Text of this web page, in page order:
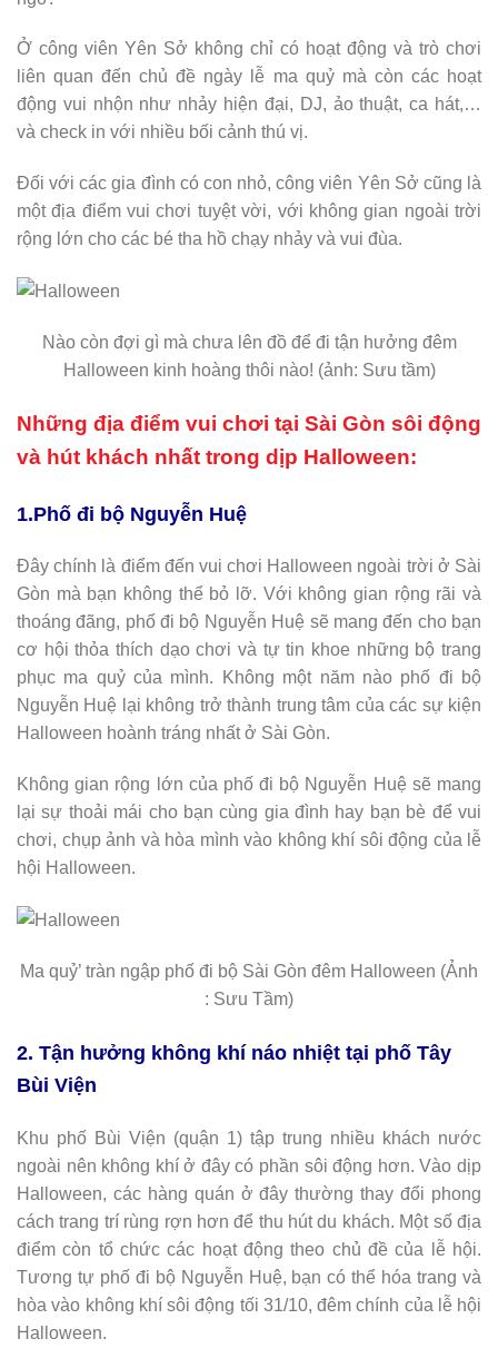
Ở công viên Yên Sở không chỉ có hoạt động và trò chơi
liên quan đến chủ đề ngày lễ ma quỷ mà còn các hoạt
động vui nhộn như nhảy hiện đại, DJ, ảo thuật, ca hát,…
và check in với nhiều bối cảnh thú vị.
Đối với các gia đình có con nhỏ, công viên Yên Sở cũng là
một địa điểm vui chơi tuyệt vời, với không gian ngoài trời
rộng lớn cho các bé tha hồ chạy nhảy và vui đùa.
Nào còn đợi gì mà chưa lên đồ để đi tận hưởng đêm
Halloween kinh hoàng thôi nào! (ảnh: Sưu tầm)
Những địa điểm vui chơi tại Sài Gòn sôi động
và hút khách nhất trong dịp Halloween:
1.Phố đi bộ Nguyễn Huệ
Đây chính là điểm đến vui chơi Halloween ngoài trời ở Sài
Gòn mà bạn không thể bỏ lỡ. Với không gian rộng rãi và
thoáng đãng, phố đi bộ Nguyễn Huệ sẽ mang đến cho bạn
cơ hội thỏa thích dạo chơi và tự tin khoe những bộ trang
phục ma quỷ của mình. Không một năm nào phố đi bộ
Nguyễn Huệ lại không trở thành trung tâm của các sự kiện
Halloween hoành tráng nhất ở Sài Gòn.
Không gian rộng lớn của phố đi bộ Nguyễn Huệ sẽ mang
lại sự thoải mái cho bạn cùng gia đình hay bạn bè để vui
chơi, chụp ảnh và hòa mình vào không khí sôi động của lễ
hội Halloween.
Ma quỷ’ tràn ngập phố đi bộ Sài Gòn đêm Halloween (Ảnh
: Sưu Tầm)
2. Tận hưởng không khí náo nhiệt tại phố Tây
Bùi Viện
Khu phố Bùi Viện (quận 1) tập trung nhiều khách nước
ngoài nên không khí ở đây có phần sôi động hơn. Vào dịp
Halloween, các hàng quán ở đây thường thay đổi phong
cách trang trí rùng rợn hơn để thu hút du khách. Một số địa
điểm còn tổ chức các hoạt động theo chủ đề của lễ hội.
Tương tự phố đi bộ Nguyễn Huệ, bạn có thể hóa trang và
hòa vào không khí sôi động tối 31/10, đêm chính của lễ hội
Halloween.